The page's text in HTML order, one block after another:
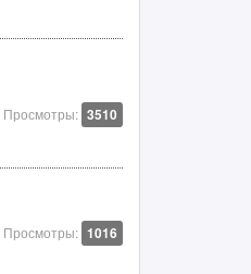
Просмотры: 3510
Просмотры: 1016